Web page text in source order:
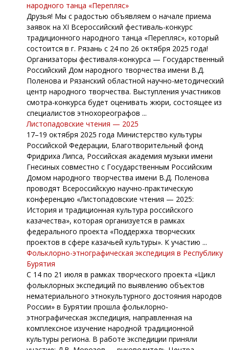
народного танца «Перепляс»
Друзья! Мы с радостью объявляем о начале приема
заявок на XI Всероссийский фестиваль-конкурс
традиционного народного танца «Перепляс», который
состоится в г. Рязань с 24 по 26 октября 2025 года!
Организаторы фестиваля-конкурса — Государственный
Российский Дом народного творчества имени В.Д.
Поленова и Рязанский областной научно-методический
центр народного творчества. Выступления участников
смотра-конкурса будет оценивать жюри, состоящее из
специалистов этнохореографов ...
Листопадовские чтения — 2025
17–19 октября 2025 года Министерство культуры
Российской Федерации, Благотворительный фонд
Фридриха Липса, Российская академия музыки имени
Гнесиных совместно с Государственным Российским
Домом народного творчества имени В.Д. Поленова
проводят Всероссийскую научно-практическую
конференцию «Листопадовские чтения — 2025:
История и традиционная культура российского
казачества», которая организуется в рамках
федерального проекта «Поддержка творческих
проектов в сфере казачьей культуры». К участию ...
Фольклорно-этнографическая экспедиция в Республику
Бурятия
С 14 по 21 июля в рамках творческого проекта «Цикл
фольклорных экспедиций по выявлению объектов
нематериального этнокультурного достояния народов
России» в Бурятии прошла фольклорно-
этнографическая экспедиция, направленная на
комплексное изучение народной традиционной
культуры региона. В работе экспедиции приняли